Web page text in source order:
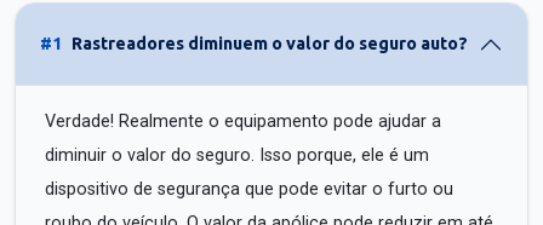
#1 Rastreadores diminuem o valor do seguro auto?
Verdade! Realmente o equipamento pode ajudar a
diminuir o valor do seguro. Isso porque, ele é um
dispositivo de segurança que pode evitar o furto ou